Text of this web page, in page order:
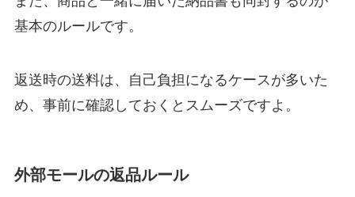
基本のルールです。
返送時の送料は、自己負担になるケースが多いた
め、事前に確認しておくとスムーズですよ。
外部モールの返品ルール